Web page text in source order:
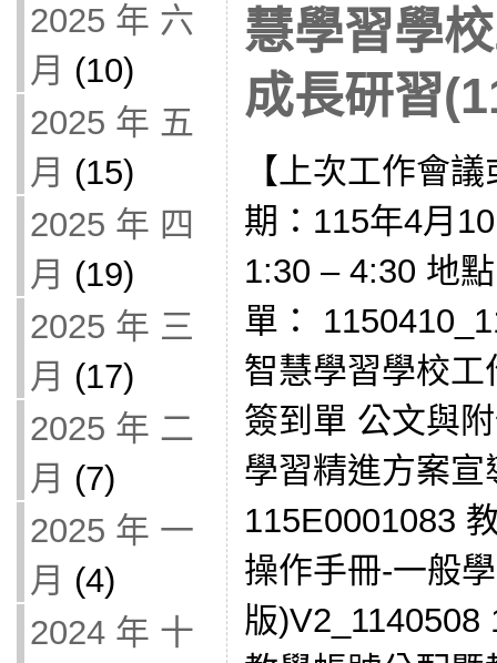
2025 年 六
月 (10)
2025 年 五
月 (15)
2025 年 四
月 (19)
2025 年 三
月 (17)
2025 年 二
月 (7)
2025 年 一
月 (4)
2024 年 十
慧學習學
成長研習
【上次工作會
期：115年4月
1:30 – 4:30 地
單：
智慧學習學校
簽到單 公文與
學習精進方案宣
115E0001083
操作手冊-一般
版)V2_1140508